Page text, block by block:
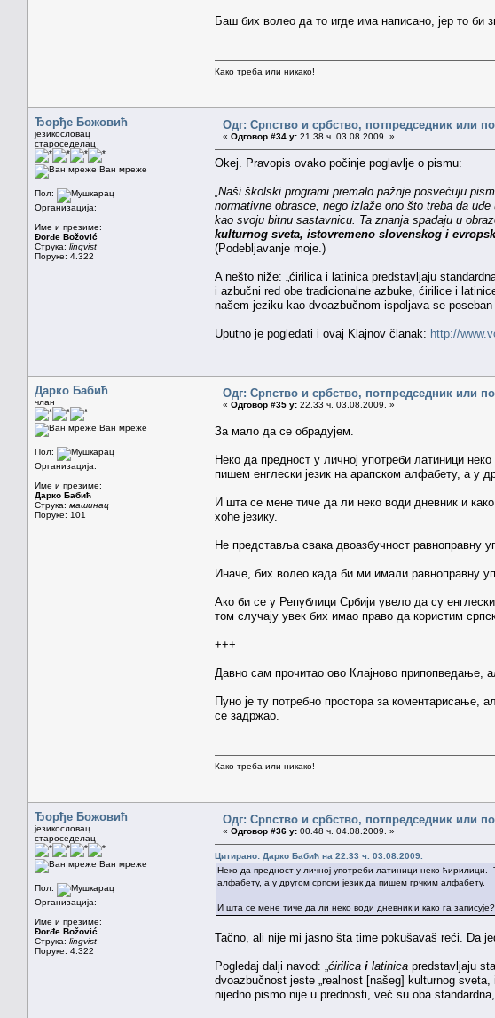
Баш бих волео да то игде има написано, јер то би
Како треба или никако!
Ђорђе Божовић
језикословац
староседелац
Ван мреже
Пол:
Организација:
Име и презиме:
Đorđe Božović
Струка: lingvist
Поруке: 4.322
Одг: Српство и србство, потпредседник или
« Одговор #34 у: 21.38 ч. 03.08.2009. »
Okej. Pravopis ovako počinje poglavlje o pismu:
„Naši školski programi premalo pažnje posvećuju
normativne obrasce, nego izlaže ono što treba da
kao svoju bitnu sastavnicu. Ta znanja spadaju u
kulturnog sveta, istovremeno slovenskog i
(Podebljavanje moje.)
A nešto niže: „ćirilica i latinica predstavljaju
i azbučni red obe tradicionalne azbuke, ćirilice i
našem jeziku kao dvoazbučnom ispoljava se
Uputno je pogledati i ovaj Klajnov članak: http://
Дарко Бабић
члан
Ван мреже
Пол:
Организација:
Име и презиме:
Дарко Бабић
Струка: машинац
Поруке: 101
Одг: Српство и србство, потпредседник или
« Одговор #35 у: 22.33 ч. 03.08.2009. »
За мало да се обрадујем.
Неко да предност у личној употреби латиници
пишем енглески језик на арапском алфабету, а у
И шта се мене тиче да ли неко води дневник и
хоће језику.
Не представља свака двоазбучност равноправну
Иначе, бих волео када би ми имали равноправну
Ако би се у Републици Србији увело да су
том случају увек бих имао право да користим
+++
Давно сам прочитао ово Клајново припопведање,
Пуно је ту потребно простора за
се задржао.
Како треба или никако!
Ђорђе Божовић
језикословац
староседелац
Ван мреже
Пол:
Организација:
Име и презиме:
Đorđe Božović
Струка: lingvist
Поруке: 4.322
Одг: Српство и србство, потпредседник или
« Одговор #36 у: 00.48 ч. 04.08.2009. »
Цитирано: Дарко Бабић на 22.33 ч. 03.08.2009.
Неко да предност у личној употреби латиници неко
алфабету, а у другом српски језик да пишем грчким алфабету.
И шта се мене тиче да ли неко води дневник и како га
Tačno, ali nije mi jasno šta time pokušavaš reći. Da
Pogledaj dalji navod: „ ćirilica i latinica predstavljaju
dvoazbučnost jeste „realnost [našeg] kulturnog
nijedno pismo nije u prednosti, već su oba